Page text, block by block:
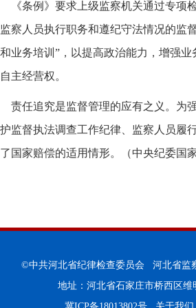
《条例》要求上级监察机关通过专
察人员执行职务和遵纪守法情况的监
业务培训”，以提高政治能力，增强
主经营权。
责任追究是监督管理的应有之义。为
监督执法调查工作纪律、监察人员履
国家赔偿的适用情形。（中央纪委国
©中共河北省纪律检查委员会 河北省
地址：河北省石家庄市桥西区维